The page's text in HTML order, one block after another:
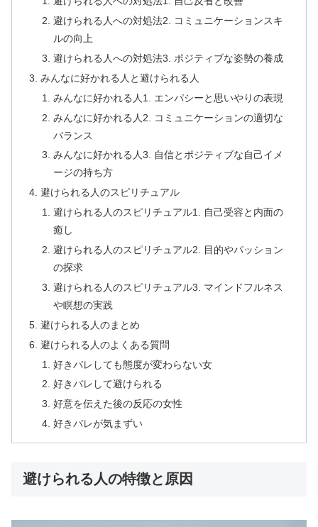
避けられる人への対処法2. コミュニケーションスキ
ルの向上
避けられる人への対処法3. ポジティブな姿勢の養成
みんなに好かれる人と避けられる人
みんなに好かれる人1. エンパシーと思いやりの表現
みんなに好かれる人2. コミュニケーションの適切な
バランス
みんなに好かれる人3. 自信とポジティブな自己イメ
ージの持ち方
避けられる人のスピリチュアル
避けられる人のスピリチュアル1. 自己受容と内面の
癒し
避けられる人のスピリチュアル2. 目的やパッション
の探求
避けられる人のスピリチュアル3. マインドフルネス
や瞑想の実践
避けられる人のまとめ
避けられる人のよくある質問
好きバレしても態度が変わらない女
好きバレして避けられる
好意を伝えた後の反応の女性
好きバレが気まずい
避けられる人の特徴と原因